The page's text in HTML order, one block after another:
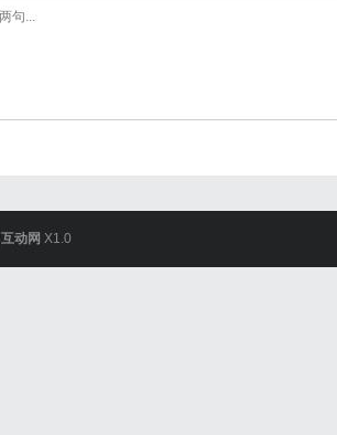
互动网 X1.0